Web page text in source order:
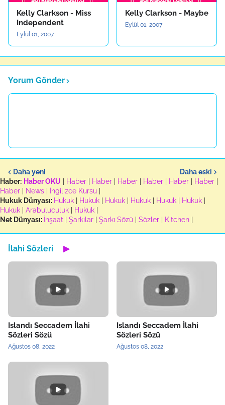
Kelly Clarkson - Miss
Independent
Eylül 01, 2007
Kelly Clarkson - Maybe
Eylül 01, 2007
Yorum Gönder
Daha yeni
Daha eski
Haber: Haber OKU Haber Haber Haber Haber Haber Haber
Haber
News İngilizce Kursu
Hukuk Dünyası: Hukuk Hukuk Hukuk Hukuk Hukuk Hukuk
Hukuk
Arabuluculuk Hukuk
Net Dünyası: İnşaat Şarkılar Şarkı Sözü Sözler Kitchen
İlahi Sözleri ▶
Islandı Seccadem İlahi
Sözleri Sözü
Ağustos 08, 2022
Islandı Seccadem İlahi
Sözleri Sözü
Ağustos 08, 2022